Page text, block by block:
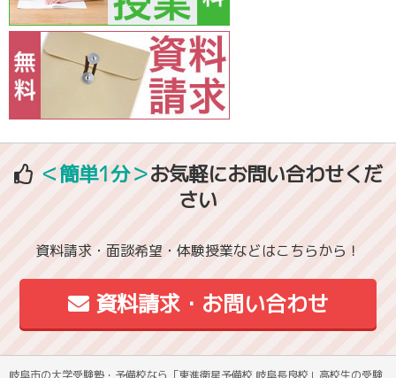
＜簡単1分＞お気軽にお問い合わせくだ
さい
資料請求・面談希望・体験授業などはこちらから！
資料請求・お問い合わせ